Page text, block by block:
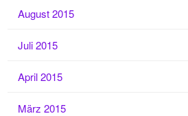
August 2015
Juli 2015
April 2015
März 2015